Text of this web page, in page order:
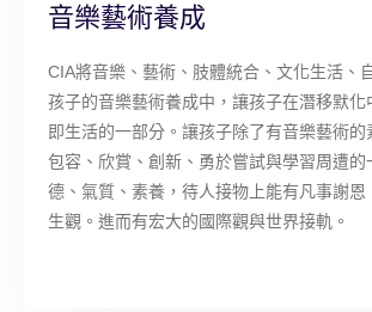
音樂藝術養成
CIA將音樂、藝術、肢體統合、文化生活、
孩子的音樂藝術養成中，讓孩子在潛移默化
即生活的一部分。讓孩子除了有音樂藝術
包容、欣賞、創新、勇於嘗試與學習周遭的
德、氣質、素養，待人接物上能有凡事謝恩
生觀。進而有宏大的國際觀與世界接軌。